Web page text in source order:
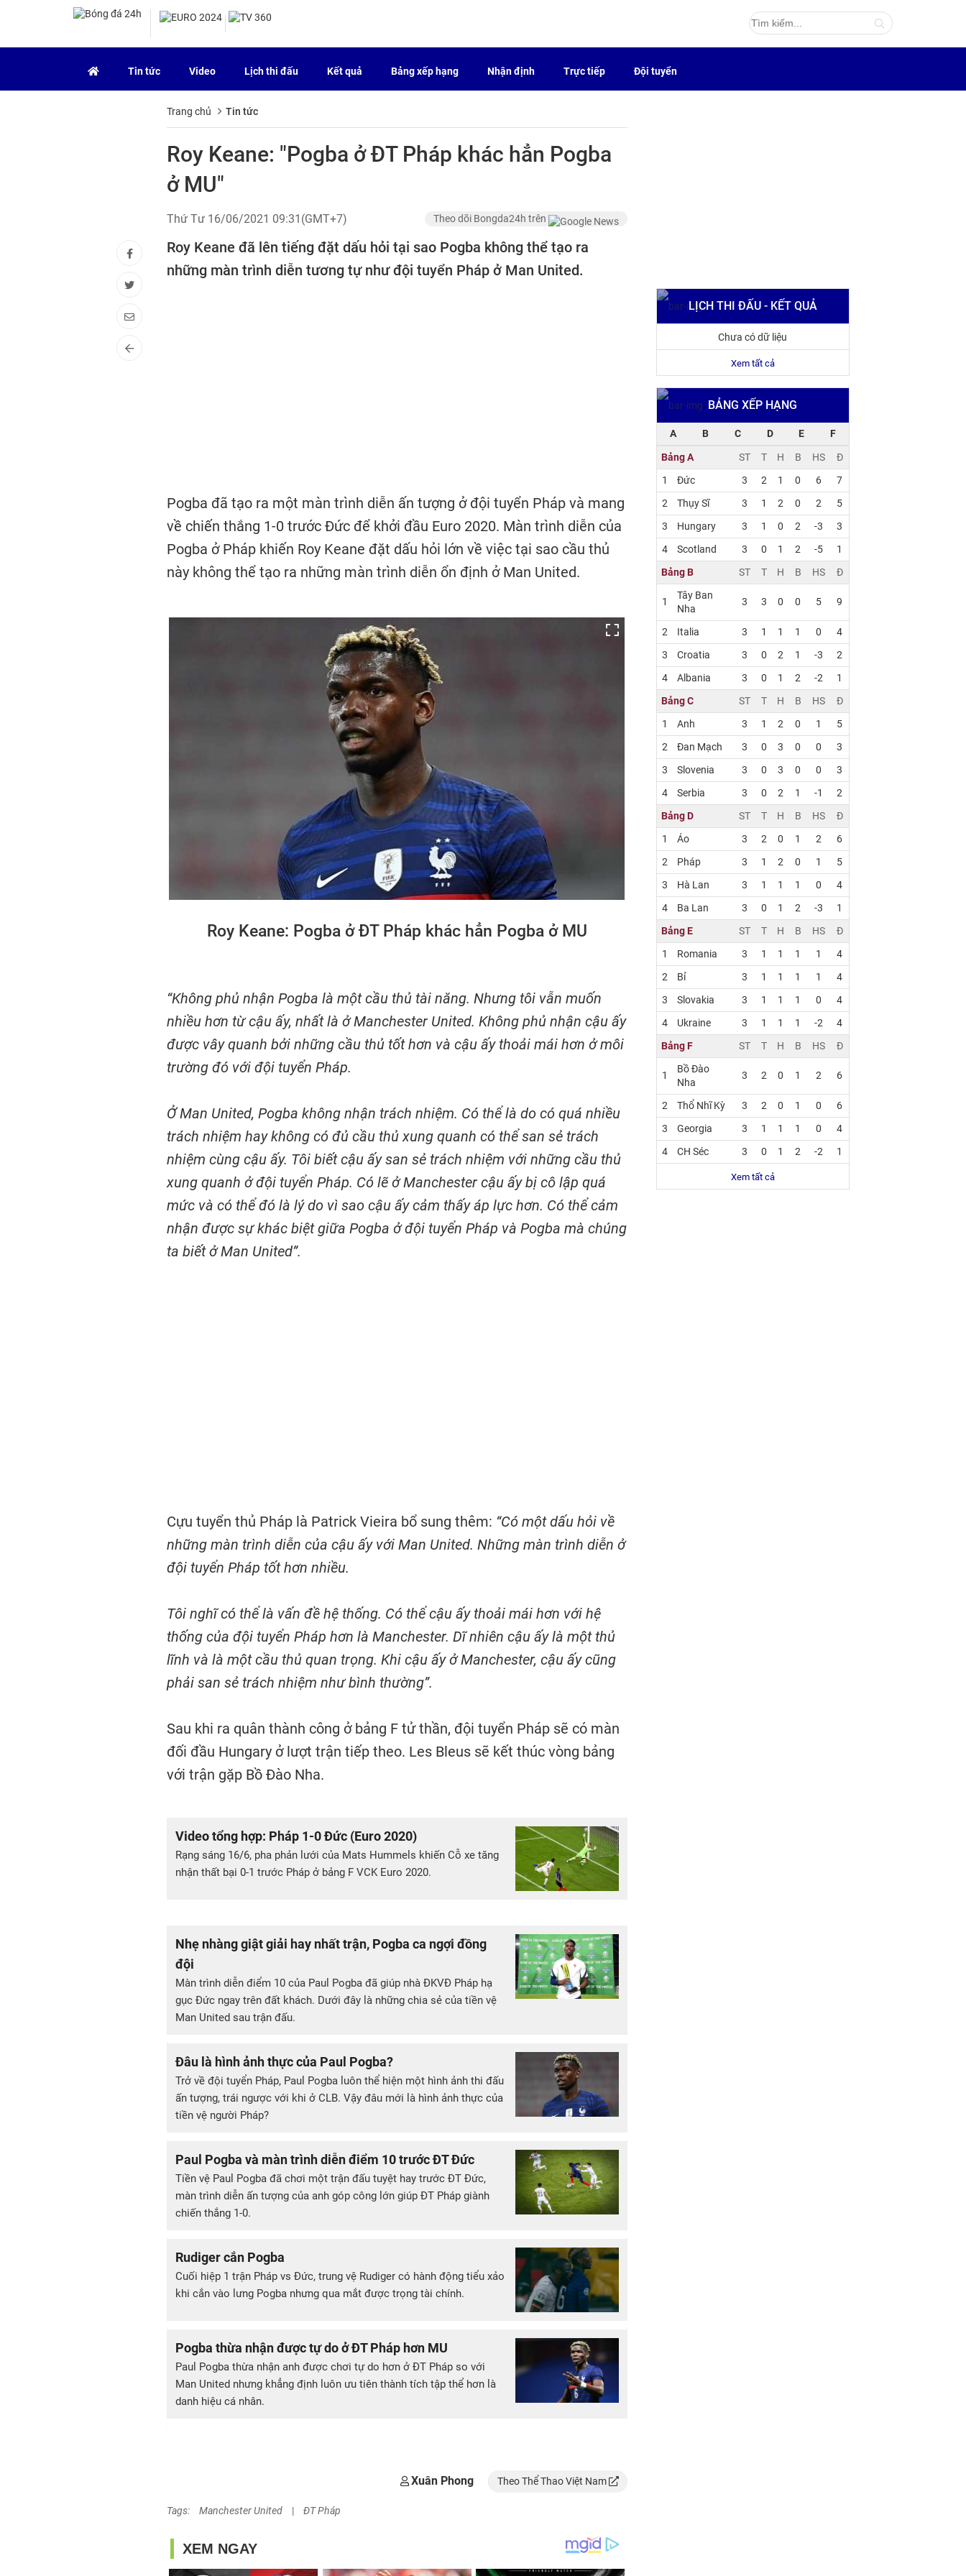
Tin tức Video Lịch thi đấu Kết quả Bảng xếp hạng Nhận định Trực tiếp Đội tuyển
Trang chủ Tin tức
Roy Keane: "Pogba ở ĐT Pháp khác hẳn Pogba
ở MU"
Thứ Tư 16/06/2021 09:31(GMT+7) Theo dõi Bongda24h trên
Roy Keane đã lên tiếng đặt dấu hỏi tại sao Pogba không thể tạo ra
những màn trình diễn tương tự như đội tuyển Pháp ở Man United.
Pogba đã tạo ra một màn trình diễn ấn tượng ở đội tuyển Pháp và mang
về chiến thắng 1-0 trước Đức để khởi đầu Euro 2020. Màn trình diễn của
Pogba ở Pháp khiến Roy Keane đặt dấu hỏi lớn về việc tại sao cầu thủ
này không thể tạo ra những màn trình diễn ổn định ở Man United.
Roy Keane: Pogba ở ĐT Pháp khác hẳn Pogba ở MU
“Không phủ nhận Pogba là một cầu thủ tài năng. Nhưng tôi vẫn muốn
nhiều hơn từ cậu ấy, nhất là ở Manchester United. Không phủ nhận cậu ấy
được vây quanh bởi những cầu thủ tốt hơn và cậu ấy thoải mái hơn ở môi
trường đó với đội tuyển Pháp.
Ở Man United, Pogba không nhận trách nhiệm. Có thể là do có quá nhiều
trách nhiệm hay không có đủ cầu thủ xung quanh có thể san sẻ trách
nhiệm cùng cậu ấy. Tôi biết cậu ấy san sẻ trách nhiệm với những cầu thủ
xung quanh ở đội tuyển Pháp. Có lẽ ở Manchester cậu ấy bị cô lập quá
mức và có thể đó là lý do vì sao cậu ấy cảm thấy áp lực hơn. Có thể cảm
nhận được sự khác biệt giữa Pogba ở đội tuyển Pháp và Pogba mà chúng
ta biết ở Man United”.
Cựu tuyển thủ Pháp là Patrick Vieira bổ sung thêm: “Có một dấu hỏi về
những màn trình diễn của cậu ấy với Man United. Những màn trình diễn ở
đội tuyển Pháp tốt hơn nhiều.
Tôi nghĩ có thể là vấn đề hệ thống. Có thể cậu ấy thoải mái hơn với hệ
thống của đội tuyển Pháp hơn là Manchester. Dĩ nhiên cậu ấy là một thủ
lĩnh và là một cầu thủ quan trọng. Khi cậu ấy ở Manchester, cậu ấy cũng
phải san sẻ trách nhiệm như bình thường”.
Sau khi ra quân thành công ở bảng F tử thần, đội tuyển Pháp sẽ có màn
đối đầu Hungary ở lượt trận tiếp theo. Les Bleus sẽ kết thúc vòng bảng
với trận gặp Bồ Đào Nha.
Video tổng hợp: Pháp 1-0 Đức (Euro 2020)
Rạng sáng 16/6, pha phản lưới của Mats Hummels khiến Cỗ xe tăng
nhận thất bại 0-1 trước Pháp ở bảng F VCK Euro 2020.
Nhẹ nhàng giật giải hay nhất trận, Pogba ca ngợi đồng
đội
Màn trình diễn điểm 10 của Paul Pogba đã giúp nhà ĐKVĐ Pháp hạ
gục Đức ngay trên đất khách. Dưới đây là những chia sẻ của tiền vệ
Man United sau trận đấu.
Đâu là hình ảnh thực của Paul Pogba?
Trở về đội tuyển Pháp, Paul Pogba luôn thể hiện một hình ảnh thi đấu
ấn tượng, trái ngược với khi ở CLB. Vậy đâu mới là hình ảnh thực của
tiền vệ người Pháp?
Paul Pogba và màn trình diễn điểm 10 trước ĐT Đức
Tiền vệ Paul Pogba đã chơi một trận đấu tuyệt hay trước ĐT Đức,
màn trình diễn ấn tượng của anh góp công lớn giúp ĐT Pháp giành
chiến thắng 1-0.
Rudiger cắn Pogba
Cuối hiệp 1 trận Pháp vs Đức, trung vệ Rudiger có hành động tiểu xảo
khi cắn vào lưng Pogba nhưng qua mắt được trọng tài chính.
Pogba thừa nhận được tự do ở ĐT Pháp hơn MU
Paul Pogba thừa nhận anh được chơi tự do hơn ở ĐT Pháp so với
Man United nhưng khẳng định luôn ưu tiên thành tích tập thể hơn là
danh hiệu cá nhân.
Xuân Phong Theo Thể Thao Việt Nam
Tags: Manchester United | ĐT Pháp
LỊCH THI ĐẤU - KẾT QUẢ
Chưa có dữ liệu
Xem tất cả
BẢNG XẾP HẠNG
A B C D E F
Bảng A ST T H B HS
Đ
1
Đức 3 2 1 0 6
7
2
Thụy Sĩ 3 1 2 0 2
5
3
Hungary 3 1 0 2 -3
3
4
Scotland 3 0 1 2 -5
1
Bảng B
ST T H B HS Đ
1
Tây Ban
Nha
3 3 0 0 5 9
2 Italia 3 1 1 1 0
4
3
Croatia 3 0 2 1 -3
2
4
Albania 3 0 1 2 -2
1
Bảng C
ST T H B HS
Đ
1
Anh 3 1 2 0 1
5
2
Đan Mạch 3 0 3 0 0
3
3
Slovenia 3 0 3 0 0
3
4
Serbia 3 0 2 1 -1
2
Bảng D
ST T H B HS
Đ
1
Áo 3 2 0 1 2
6
2
Pháp 3 1 2 0 1
5
3
Hà Lan 3 1 1 1 0
4
4
Ba Lan 3 0 1 2 -3
1
Bảng E
ST T H B HS
Đ
1
Romania 3 1 1 1 1
4
2
Bỉ 3 1 1 1 1
4
3
Slovakia 3 1 1 1 0
4
4
Ukraine 3 1 1 1 -2
4
Bảng F
ST T H B HS Đ
1
Bồ Đào
Nha
3 2 0 1 2 6
2 Thổ Nhĩ Kỳ 3 2 0 1 0
6
3
Georgia 3 1 1 1 0
4
4
CH Séc 3 0 1 2 -2 1
Xem tất cả